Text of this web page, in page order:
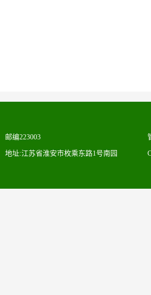
邮编223003
地址:江苏省淮安市枚乘东路1号南园